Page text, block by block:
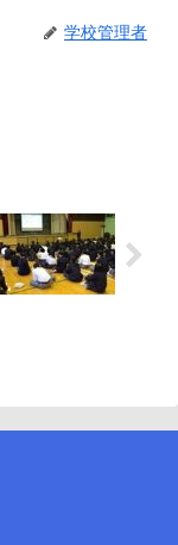
学校管理者